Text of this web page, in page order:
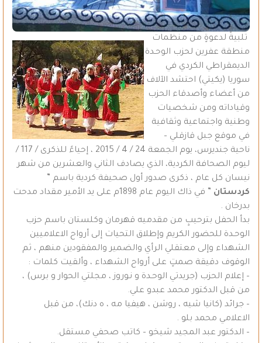
تلبيةً لدعوةٍ من منظمات
منطقة عفرين لحزب الوحـدة
الديمقراطي الكردي في
سوريا (يكيتي) احتشد الآلاف
من أعضاء وأصدقاء الحزب
وقياداته ومن شخصيات
وطنية واجتماعية وثقافية
في موقع جبل قازقلي –
ناحية جنديرس، يوم الجمعة 24 / 4 / 2015 ، إحياءً للذكرى / 117 /
ليوم الصحافة الكردية، الذي يصادف الثاني والعشرين من شهر
نيسان كل عام ، ذكرى صدور أول صحيفة كردية باسم ”
كردستان
” في ذاك اليوم عام 1898م على يد الأمير مقداد مدحت
بدرخان .
بدأ الحفل بترحيبٍ من مقدميه قهرمان وكلستان باسم حزب
الوحـدة للحضور الكريم وإطلاق التحيات إلى أرواح الاعلاميين
الشهداء وإلى معتقلي الرأي والضمير والمفقودين منهم ، ثم
الوقوف دقيقة صمتٍ على أرواح الشهداء ، وألقيت كلمات :
– إعلام الحزب (جريدتي الوحـدة و نـوروز ، مجلتي الحوار و برس) ،
من قبل الدكتور محمد عبدو علي.
– جرائد (كانيا شيه ، روشن ، هيفيا مه ، ه دنك)، من قبل
الاعلامي محمد بلو .
– الدكتور عبد المجيد شيخو – كاتب صحفي مستقل.